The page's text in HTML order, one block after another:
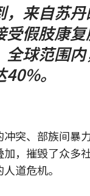
，来自苏
受假肢康
全球范围
。
突、部族间暴
加，摧毁了众多
道危机。